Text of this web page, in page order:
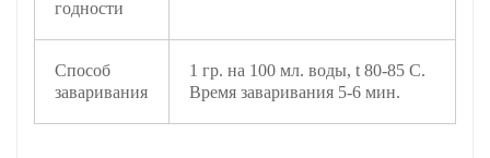
годности
Способ
заваривания
1 гр. на 100 мл. воды, t 80-85 C.
Время заваривания 5-6 мин.